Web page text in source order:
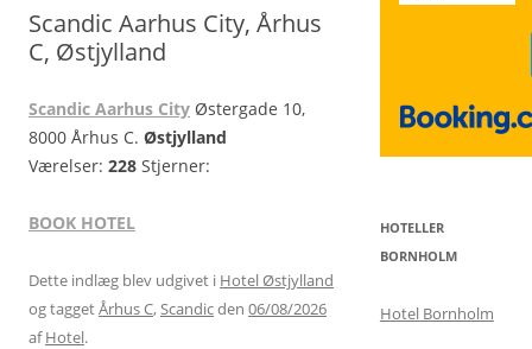
KØBENHAVN K.
VESTJYLLAND
SØNDERJYLLAND
Scandic Aarhus City, Århus
C, Østjylland
Scandic Aarhus City Østergade 10,
8000 Århus C. Østjylland
Værelser: 228 Stjerner:
BOOK HOTEL
Dette indlæg blev udgivet i Hotel Østjylland
og taggetÅrhus C,Scandicden 06/08/2026
afHotel.
HOTELLER
BORNHOLM
Hotel Bornholm